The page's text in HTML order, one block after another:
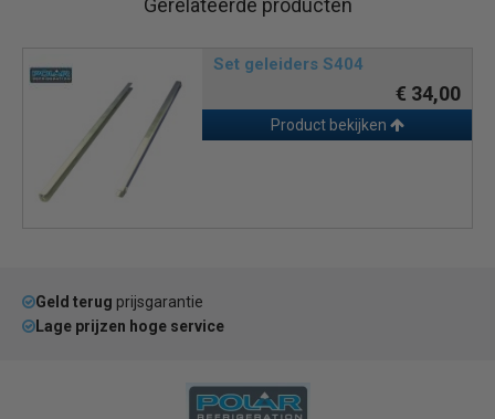
Gerelateerde producten
Set geleiders S404
€ 34,00
Product bekijken
Geld terug prijsgarantie
Lage prijzen hoge service